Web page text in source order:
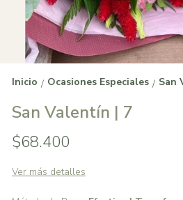
Inicio / Ocasiones Especiales / San
San Valentín | 7
$68.400
Ver más detalles